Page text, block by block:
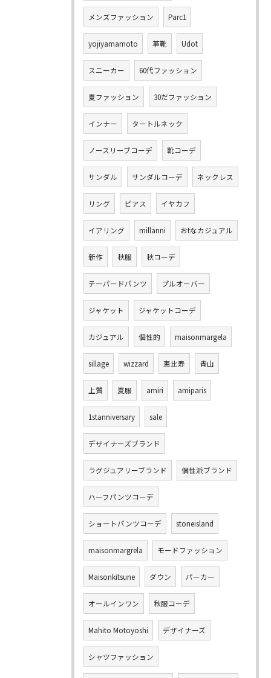
メンズファッション Parc1
yojiyamamoto 革靴 Udot
スニーカー 60代ファッション
夏ファッション 30だファッション
インナー タートルネック
ノースリーブコーデ 靴コーデ
サンダル サンダルコーデ ネックレス
リング ピアス イヤカフ
イアリング millanni おtなカジュアル
新作 秋服 秋コーデ
テーパードパンツ プルオーバー
ジャケット ジャケットコーデ
カジュアル 個性的 maisonmargela
sillage wizzard 恵比寿 青山
上質 夏服 amiri amiparis
1stanniversary sale
デザイナーズブランド
ラグジュアリーブランド 個性派ブランド
ハーフパンツコーデ
ショートパンツコーデ stoneisland
maisonmargrela モードファッション
Maisonkitsune ダウン パーカー
オールインワン 秋服コーデ
Mahito Motoyoshi デザイナーズ
シャツファッション